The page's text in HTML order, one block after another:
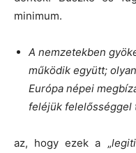
minimum.
A nemzetekben
működik együtt;
Európa népei
feléjük felelősséggel
az, hogy ezek a „